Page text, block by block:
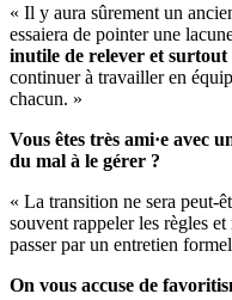
« Il y aura sûrement un
essaiera de pointer une
inutile de relever et surtout
continuer à travailler en
chacun. »
Vous êtes très ami·e avec
du mal à le gérer ?
« La transition ne sera peut-
souvent rappeler les règles
passer par un entretien
On vous accuse de